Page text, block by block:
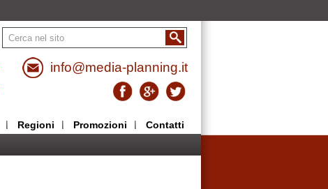
info@media-planning.it
Regioni Promozioni Contatti